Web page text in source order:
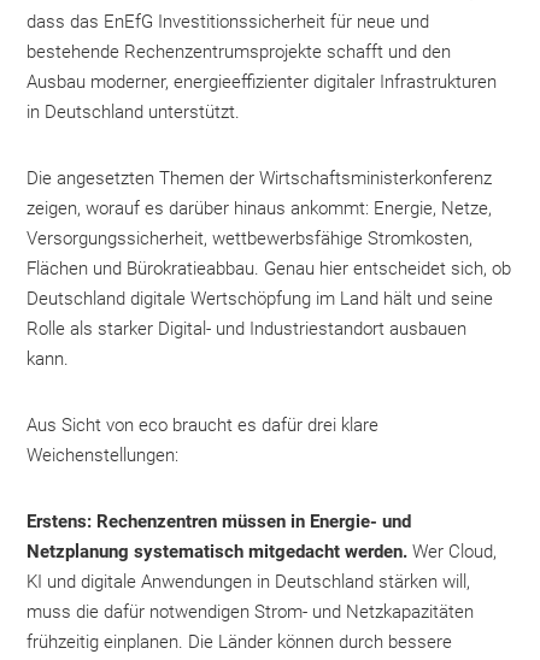
dass das EnEfG Investitionssicherheit für neue und
bestehende Rechenzentrumsprojekte schafft und den
Ausbau moderner, energieeffizienter digitaler Infrastrukturen
in Deutschland unterstützt.
Die angesetzten Themen der Wirtschaftsministerkonferenz
zeigen, worauf es darüber hinaus ankommt: Energie, Netze,
Versorgungssicherheit, wettbewerbsfähige Stromkosten,
Flächen und Bürokratieabbau. Genau hier entscheidet sich, ob
Deutschland digitale Wertschöpfung im Land hält und seine
Rolle als starker Digital- und Industriestandort ausbauen
kann.
Aus Sicht von eco braucht es dafür drei klare
Weichenstellungen:
Erstens: Rechenzentren müssen in Energie- und
Netzplanung systematisch mitgedacht werden. Wer Cloud,
KI und digitale Anwendungen in Deutschland stärken will,
muss die dafür notwendigen Strom- und Netzkapazitäten
frühzeitig einplanen. Die Länder können durch bessere